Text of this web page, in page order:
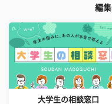
編
大学生の相談窓口